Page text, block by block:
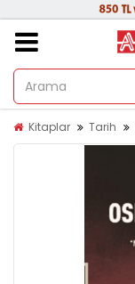
Kitaplar Tarih